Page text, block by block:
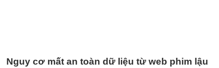
Nguy cơ mất an toàn dữ liệu từ web phim lậu